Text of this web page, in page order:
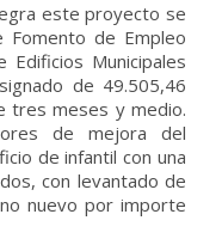
este proyecto se
de Empleo
Edificios Municipales
de 49.505,46
tres meses y medio.
de mejora del
de infantil con una
con levantado de
nuevo por importe